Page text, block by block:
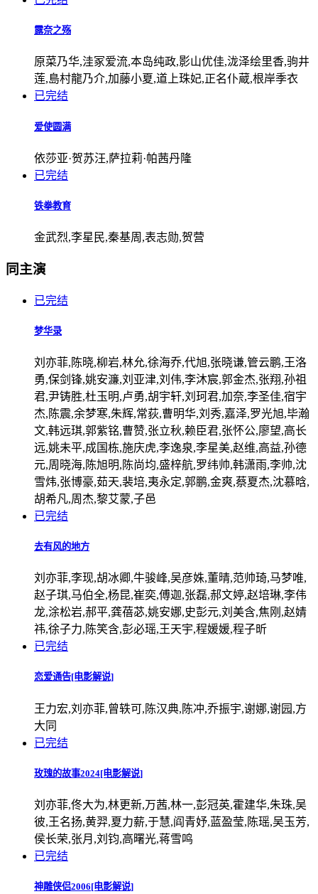
露奈之殇
原菜乃华,洼冢爱流,本岛纯政,影山优佳,泷泽绘里香,驹井
莲,島村龍乃介,加藤小夏,道上珠妃,正名仆蔵,根岸季衣
已完结
爱使圆满
依莎亚·贺苏汪,萨拉莉·帕茜丹隆
已完结
铁拳教育
金武烈,李星民,秦基周,表志勋,贺营
同主演
已完结
梦华录
刘亦菲,陈晓,柳岩,林允,徐海乔,代旭,张晓谦,管云鹏,王洛
勇,保剑锋,姚安濂,刘亚津,刘伟,李沐宸,郭金杰,张翔,孙祖
君,尹铸胜,杜玉明,卢勇,胡宇轩,刘珂君,加奈,李圣佳,宿宇
杰,陈震,余梦寒,朱辉,常荻,曹明华,刘秀,嘉泽,罗光旭,毕瀚
文,韩远琪,郭紫铭,曹赞,张立秋,赖臣君,张怀公,廖望,高长
远,姚未平,成国栋,施庆虎,李逸泉,李星美,赵维,高益,孙德
元,周晓海,陈旭明,陈尚均,盛梓航,罗纬帅,韩潇雨,李帅,沈
雪炜,张博豪,茹天,裴培,夷永定,郭鹏,金爽,蔡夏杰,沈慕晗,
胡希凡,周杰,黎艾蒙,子邑
已完结
去有风的地方
刘亦菲,李现,胡冰卿,牛骏峰,吴彦姝,董晴,范帅琦,马梦唯,
赵子琪,马伯全,杨昆,崔奕,傅迦,张磊,郝文婷,赵培琳,李伟
龙,涂松岩,郝平,龚蓓苾,姚安娜,史彭元,刘美含,焦刚,赵婧
祎,徐子力,陈笑含,彭必瑶,王天宇,程媛媛,程子昕
已完结
恋爱通告[电影解说]
王力宏,刘亦菲,曾轶可,陈汉典,陈冲,乔振宇,谢娜,谢园,方
大同
已完结
玫瑰的故事2024[电影解说]
刘亦菲,佟大为,林更新,万茜,林一,彭冠英,霍建华,朱珠,吴
彼,王名扬,黄羿,夏力薪,于慧,阎青妤,蓝盈莹,陈瑶,吴玉芳,
侯长荣,张月,刘钧,高曙光,蒋雪鸣
已完结
神雕侠侣2006[电影解说]